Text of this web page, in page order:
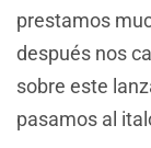
prestamos
después nos
sobre este
pasamos al